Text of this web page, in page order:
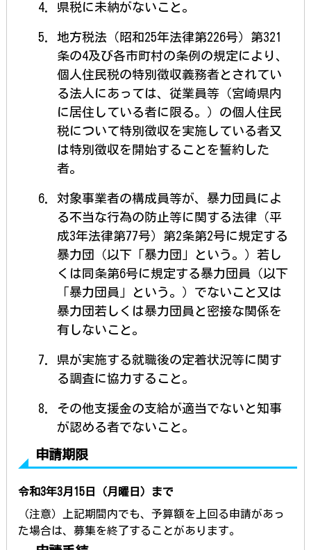
県税に未納がないこと。
地方税法（昭和25年法律第226号）第321
条の4及び各市町村の条例の規定により、
個人住民税の特別徴収義務者とされてい
る法人にあっては、従業員等（宮崎県内
に居住している者に限る。）の個人住民
税について特別徴収を実施している者又
は特別徴収を開始することを誓約した
者。
対象事業者の構成員等が、暴力団員によ
る不当な行為の防止等に関する法律（平
成3年法律第77号）第2条第2号に規定する
暴力団（以下「暴力団」という。）若し
くは同条第6号に規定する暴力団員（以下
「暴力団員」という。）でないこと又は
暴力団若しくは暴力団員と密接な関係を
有しないこと。
県が実施する就職後の定着状況等に関す
る調査に協力すること。
その他支援金の支給が適当でないと知事
が認める者でないこと。
申請期限
令和3年3月15日（月曜日）まで
（注意）上記期間内でも、予算額を上回る申請があっ
た場合は、募集を終了することがあります。